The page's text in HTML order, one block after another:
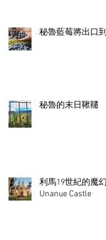
秘魯藍莓將出口
秘魯的末日鞦韆
利馬19世紀的魔
Unanue Castle